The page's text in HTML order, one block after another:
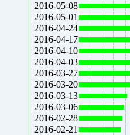
2016-05-08
2016-05-01
2016-04-24
2016-04-17
2016-04-10
2016-04-03
2016-03-27
2016-03-20
2016-03-13
2016-03-06
2016-02-28
2016-02-21